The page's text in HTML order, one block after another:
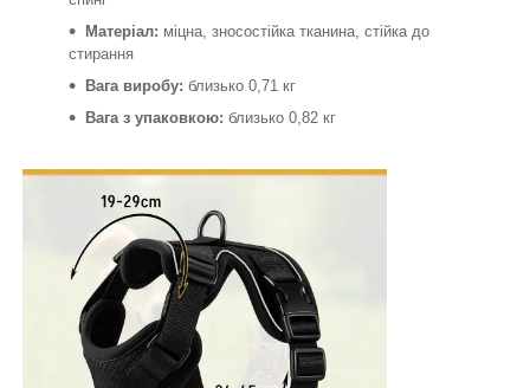
Матеріал: міцна, зносостійка тканина, стійка до
стирання
Вага виробу: близько 0,71 кг
Вага з упаковкою: близько 0,82 кг